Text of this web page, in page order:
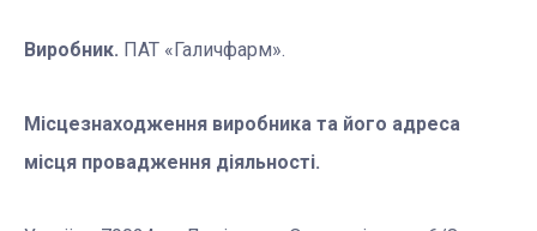
Виробник. ПАТ «Галичфарм».
Місцезнаходження виробника та його адреса
місця провадження діяльності.